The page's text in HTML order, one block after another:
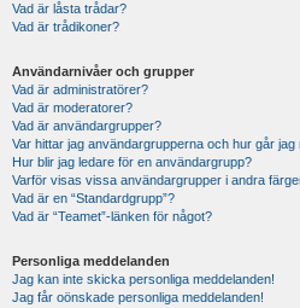
Vad är låsta trådar?
Vad är trådikoner?
Användarnivåer och grupper
Vad är administratörer?
Vad är moderatorer?
Vad är användargrupper?
Var hittar jag användargrupperna och hur går jag
Hur blir jag ledare för en användargrupp?
Varför visas vissa användargrupper i andra
Vad är en “Standardgrupp”?
Vad är “Teamet”-länken för något?
Personliga meddelanden
Jag kan inte skicka personliga meddelanden!
Jag får oönskade personliga meddelanden!